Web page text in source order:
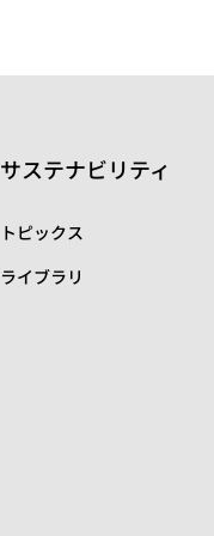
サステナビリティ
トピックス
ライブラリ